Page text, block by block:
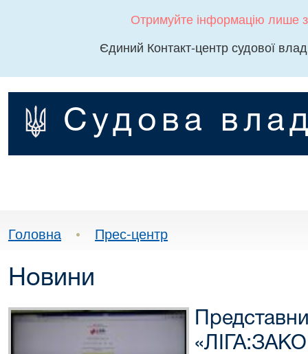
Отримуйте інформацію лише
Єдиний Контакт-центр судової
Судова
Головна • Прес-центр
Новини